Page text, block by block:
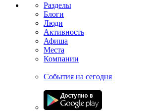
Разделы
Блоги
Люди
Активность
Афиша
Места
Компании
События на сегодня